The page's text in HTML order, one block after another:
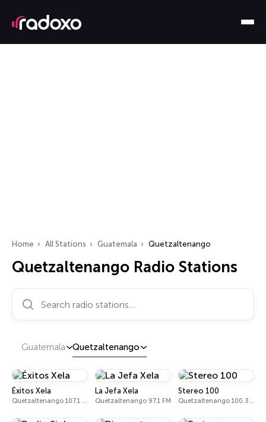
Home All Stations Guatemala Quetzaltenango
Quetzaltenango Radio Stations
Search radio stations…
Guatemala Quetzaltenango
Éxitos Xela
Quetzaltenango 107.1 FM
La Jefa Xela
Quetzaltenango 97.1 FM
Stereo 100
Quetzaltenango 100.3 FM